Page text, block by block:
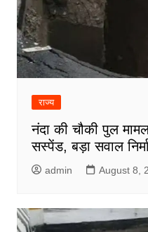
राज्य
नंदा की चौकी पुल
सस्पेंड, बड़ा सवाल
admin August 8,